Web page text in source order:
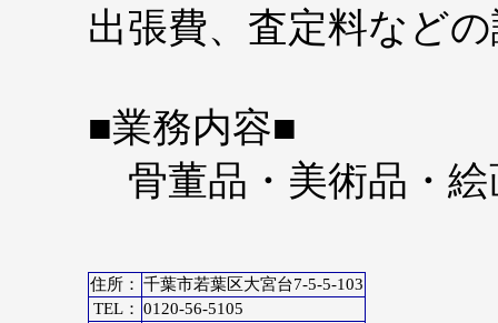
出張費、査定料など
■業務内容■
骨董品・美術品・絵
住所： 千葉市若葉区大宮台7-5-5-103
TEL： 0120-56-5105